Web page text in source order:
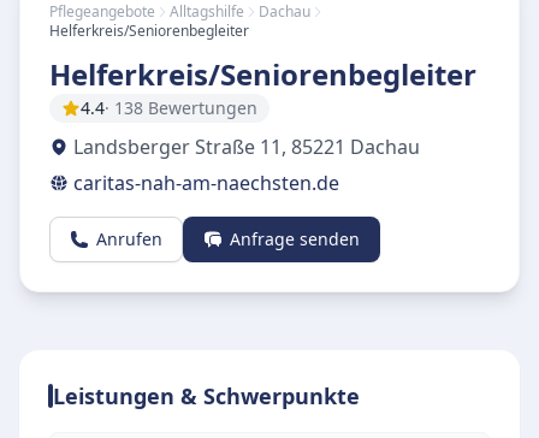
Pflegeangebote Alltagshilfe
Dachau
Helferkreis/Seniorenbegleiter
Helferkreis/Seniorenbegleiter
4.4· 138 Bewertungen
Landsberger Straße 11, 85221 Dachau
caritas-nah-am-naechsten.de
Anrufen Anfrage senden
Leistungen & Schwerpunkte